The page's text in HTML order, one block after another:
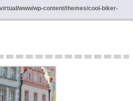
www/wp-content/themes/cool-biker-